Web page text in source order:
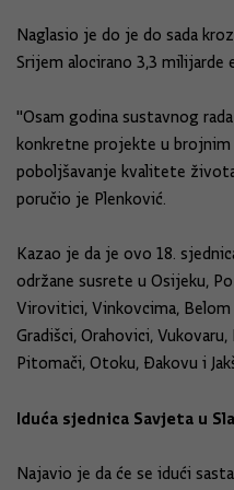
Naglasio je do je do sada
Srijem alocirano 3,3 milijarde
"Osam godina sustavnog
konkretne projekte u
poboljšavanje kvalitete
poručio je Plenković.
Kazao je da je ovo 18.
održane susrete u Osijeku,
Virovitici, Vinkovcima, Belom
Gradišci, Orahovici,
Pitomači, Otoku, Đakovu i
Iduća sjednica Savjeta u
Najavio je da će se idući